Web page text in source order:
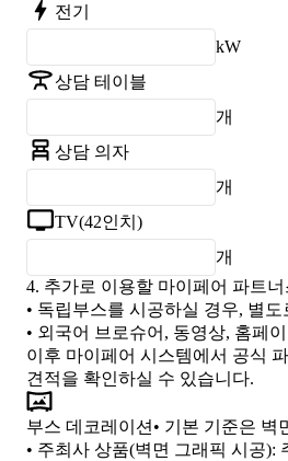
전기
kW
상담 테이블
개
상담 의자
개
TV(42인치)
개
4. 추가로 이용할 마이페어 파트
• 독립부스를 시공하실 경우, 별
• 외국어 브로슈어, 동영상, 홈페
이후 마이페어 시스템에서 공식
견적을 확인하실 수 있습니다.
부스 데코레이션 • 기본 기준은 벽
• 주최사 상품(벽면 그래픽 시공):